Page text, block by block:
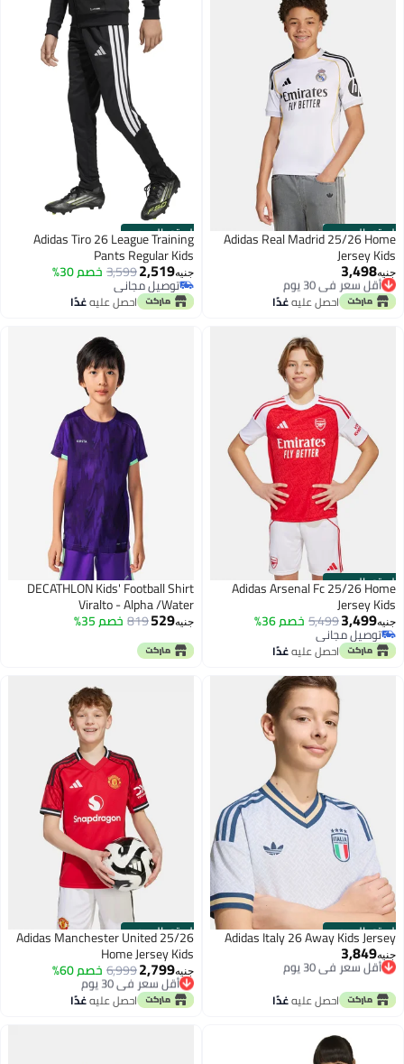
الستور الرسمي
Adidas Real Madrid 25/26 Home
Jersey Kids
جنيه3,498
أقل سعر في 30 يوم
توصيل مجاني
أقل سعر في 30 يوماحصل عليهغدًا
الستور الرسمي
Adidas Tiro 26 League Training
Pants Regular Kids
جنيه2,519
3,599خصم 30%
توصيل مجاني
توصيل مجانياحصل عليهغدًا
الستور الرسمي
Adidas Arsenal Fc 25/26 Home
Jersey Kids
جنيه3,499
5,499خصم 36%
توصيل مجاني
توصيل مجانياحصل عليهغدًا
DECATHLON Kids' Football Shirt
Viralto - Alpha /Water
جنيه529
819 خصم 35%
الستور الرسمي
Adidas Italy 26 Away Kids Jersey
جنيه3,849
أقل سعر في 30 يوم
توصيل مجاني
أقل سعر في 30 يوم
احصل عليهغدًا
الستور الرسمي
Adidas Manchester United 25/26
Home Jersey Kids
جنيه2,799
6,999خصم 60% أقل سعر في 30 يوم
توصيل مجاني
أقل سعر في 30 يوماحصل عليهغدًا